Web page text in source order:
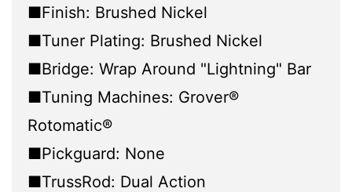
■Finish: Brushed Nickel
■Tuner Plating: Brushed Nickel
■Bridge: Wrap Around "Lightning" Bar
■Tuning Machines: Grover®
Rotomatic®
■Pickguard: None
■TrussRod: Dual Action